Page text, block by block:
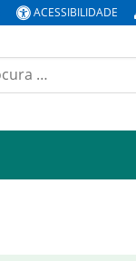
ACESSIBILIDADE